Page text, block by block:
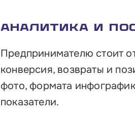
Аналитика и
Предпринимателю стоит
конверсия, возвраты и
фото, формата
показатели.